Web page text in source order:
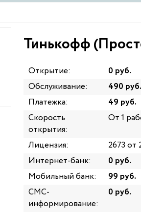
Тинькофф
Открытие:
0 руб.
Обслуживание:
490 руб.
Платежка:
49 руб.
Скорость
открытия:
От 1
Лицензия:
2673 от
Интернет-банк:
0 руб.
Мобильный банк:
99 руб.
СМС-
информирование:
0 руб.